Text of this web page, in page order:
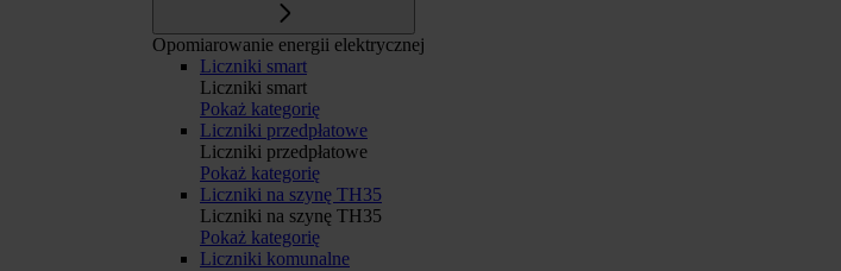
Opomiarowanie energii elektrycznej
Liczniki smart
Liczniki smart
Pokaż kategorię
Liczniki przedpłatowe
Liczniki przedpłatowe
Pokaż kategorię
Liczniki na szynę TH35
Liczniki na szynę TH35
Pokaż kategorię
Liczniki komunalne